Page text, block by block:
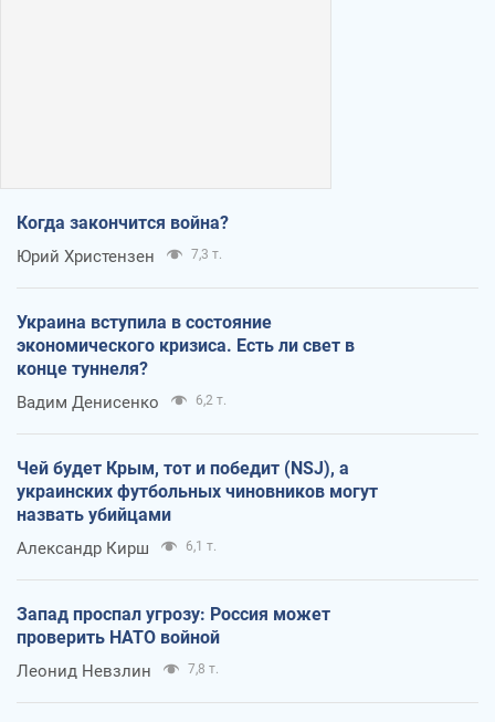
Когда закончится война?
Юрий Христензен 7,3 т.
Украина вступила в состояние
экономического кризиса. Есть ли свет в
конце туннеля?
Вадим Денисенко 6,2 т.
Чей будет Крым, тот и победит (NSJ), а
украинских футбольных чиновников могут
назвать убийцами
Александр Кирш 6,1 т.
Запад проспал угрозу: Россия может
проверить НАТО войной
Леонид Невзлин 7,8 т.